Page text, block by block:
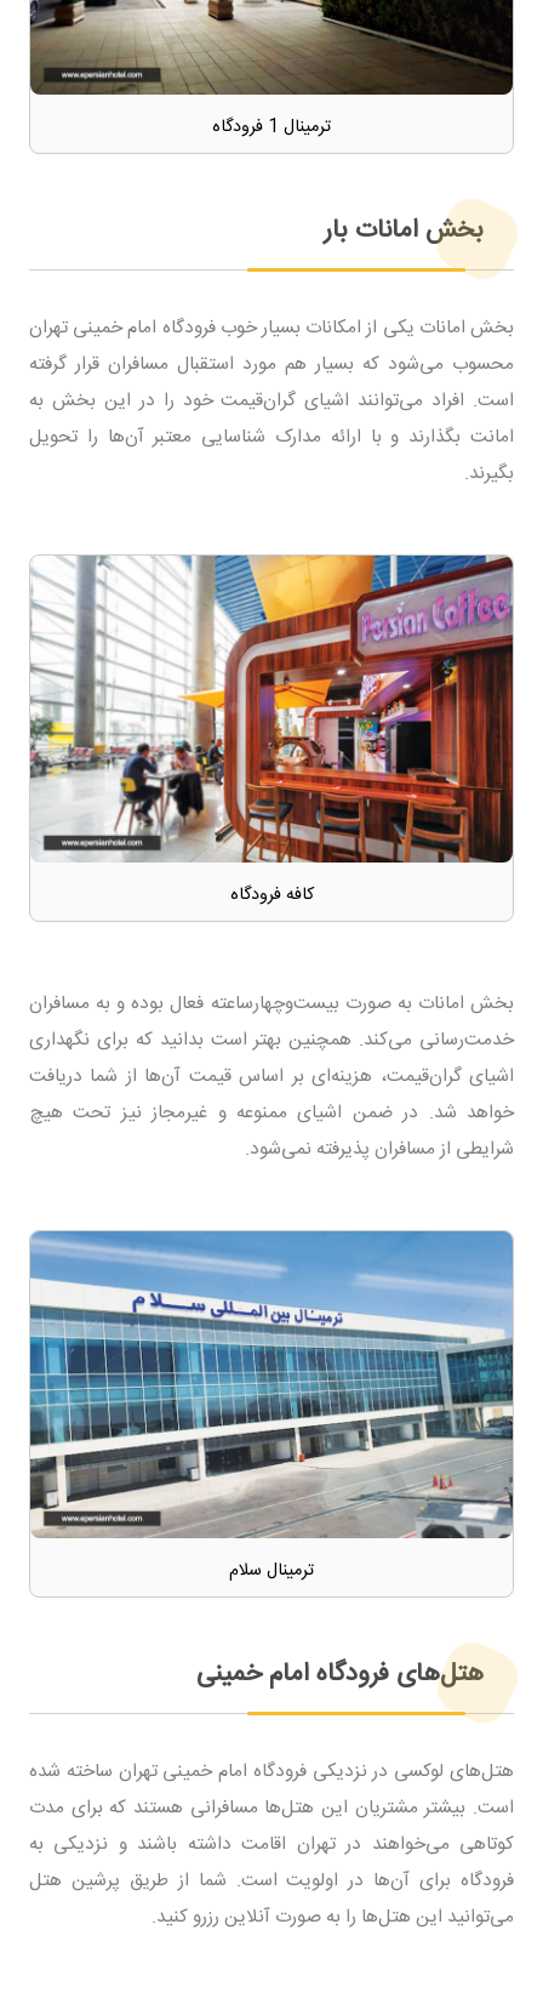
ترمینال 1 فرودگاه
بخش امانات بار
بخش امانات یکی از امکانات بسیار خوب فرودگاه امام خمینی تهران
محسوب می‌شود که بسیار هم مورد استقبال مسافران قرار گرفته
است. افراد می‌توانند اشیای گران‌قیمت خود را در این بخش به
امانت بگذارند و با ارائه مدارک شناسایی معتبر آن‌ها را تحویل
بگیرند.
کافه فرودگاه
بخش امانات به صورت بیست‌وچهارساعته فعال بوده و به مسافران
خدمت‌رسانی می‌کند. همچنین بهتر است بدانید که برای نگهداری
اشیای گران‌قیمت، هزینه‌ای بر اساس قیمت آن‌ها از شما دریافت
خواهد شد. در ضمن اشیای ممنوعه و غیرمجاز نیز تحت هیچ
شرایطی از مسافران پذیرفته نمی‌شود.
ترمینال سلام
هتل‌های فرودگاه امام خمینی
هتل‌های لوکسی در نزدیکی فرودگاه امام خمینی تهران ساخته شده
است. بیشتر مشتریان این هتل‌ها مسافرانی هستند که برای مدت
کوتاهی می‌خواهند در تهران اقامت داشته باشند و نزدیکی به
فرودگاه برای آن‌ها در اولویت است. شما از طریق پرشین هتل
می‌توانید این هتل‌ها را به صورت آنلاین رزرو کنید.